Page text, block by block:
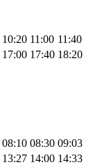
10:20 11:00 11:40
17:00 17:40 18:20
08:10 08:30 09:03
13:27 14:00 14:33